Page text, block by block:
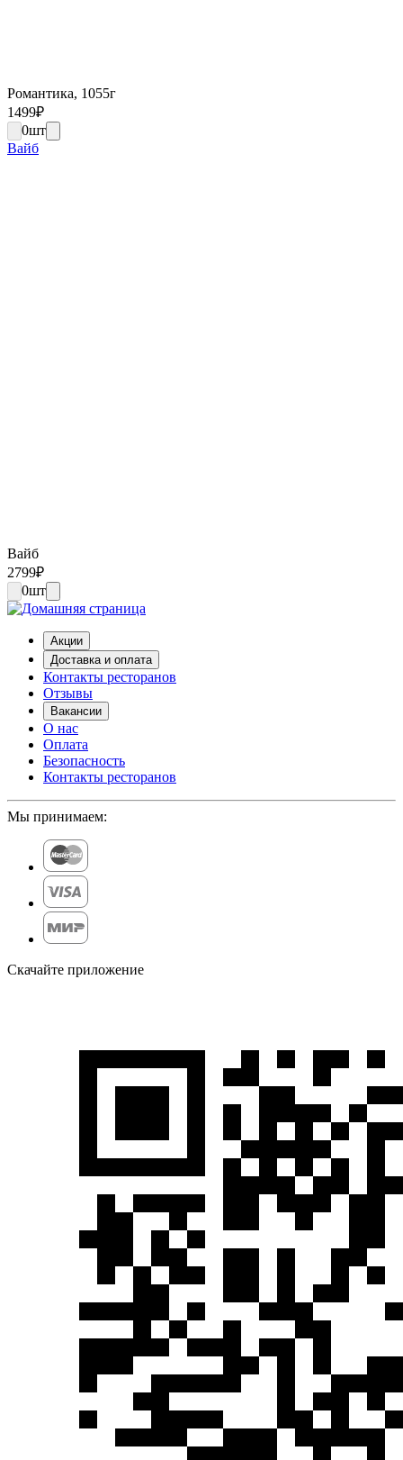
Романтика, 1055г
1499₽
0шт
Вайб
Вайб
2799₽
0шт
Акции
Доставка и оплата
Контакты ресторанов
Отзывы
Вакансии
О нас
Оплата
Безопасность
Контакты ресторанов
Мы принимаем:
Скачайте приложение